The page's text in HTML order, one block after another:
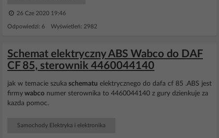
26 Cze 2020 19:46
Odpowiedzi: 6 Wyświetleń: 2982
Schemat elektryczny ABS Wabco do DAF
CF 85, sterownik 4460044140
jak w temacie szuka schematu elektrycznego do dafa cf 85 .ABS jest
firmy wabco numer sterownika to 4460044140 z gury dzienkuje za
kazda pomoc.
Samochody Elektryka i elektronika